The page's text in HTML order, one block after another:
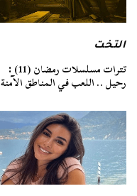
التخت
تترات مسلسلات رمضان (11) :
رحيل .. اللعب في المناطق الآمنة